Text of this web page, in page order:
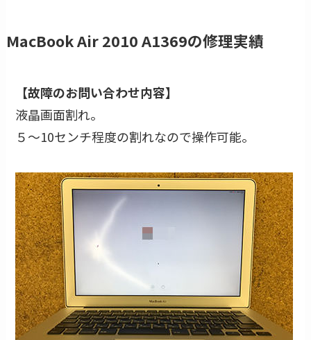
MacBook Air 2010 A1369の修理実績
【故障のお問い合わせ内容】
液晶画面割れ。
５～10センチ程度の割れなので操作可能。